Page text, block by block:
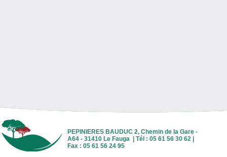
PEPINIERES BAUDUC 2, Chemin de la Gare -
A64 - 31410 Le Fauga | Tél : 05 61 56 30 62 |
Fax : 05 61 56 24 95